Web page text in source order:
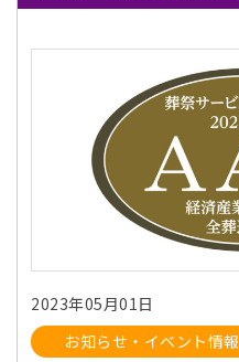
2023年05月01日
お知らせ・イベント情報